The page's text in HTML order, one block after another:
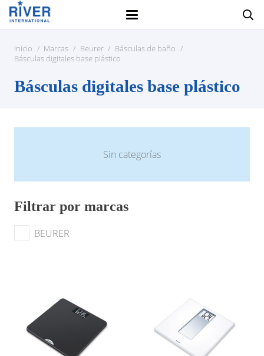
Inicio / Marcas / Beurer / Básculas de baño /
Básculas digitales base plástico
Básculas digitales base plástico
Sin categorías
Filtrar por marcas
BEURER